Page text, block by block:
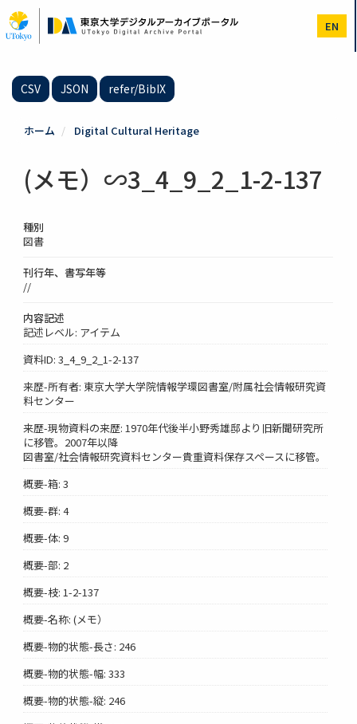
イ
ン
EN
CSV JSON refer/BibIX
ホーム Digital Cultural Heritage
(メモ）∽3_4_9_2_1-2-137
種別
図書
刊行年、書写年等
//
内容記述
記述レベル: アイテム
資料ID: 3_4_9_2_1-2-137
来歴-所有者: 東京大学大学院情報学環図書室/附属社会情報研究資
料センター
来歴-現物資料の来歴: 1970年代後半小野秀雄邸より旧新聞研究所
に移管。2007年以降
図書室/社会情報研究資料センター貴重資料保存スペースに移管。
概要-箱: 3
概要-群: 4
概要-体: 9
概要-部: 2
概要-枝: 1-2-137
概要-名称: (メモ）
概要-物的状態-長さ: 246
概要-物的状態-幅: 333
概要-物的状態-縦: 246